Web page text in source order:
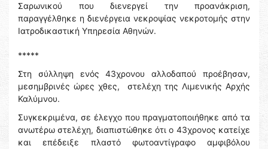
Σαρωνικού που διενεργεί την προανάκριση,
παραγγέλθηκε η διενέργεια νεκροψίας νεκροτομής στην
Ιατροδικαστική Υπηρεσία Αθηνών.
*****
Στη σύλληψη ενός 43χρονου αλλοδαπού προέβησαν,
μεσημβρινές ώρες χθες, στελέχη της Λιμενικής Αρχής
Καλύμνου.
Συγκεκριμένα, σε έλεγχο που πραγματοποιήθηκε από τα
ανωτέρω στελέχη, διαπιστώθηκε ότι ο 43χρονος κατείχε
και επέδειξε πλαστό φωτοαντίγραφο αμφιβόλου